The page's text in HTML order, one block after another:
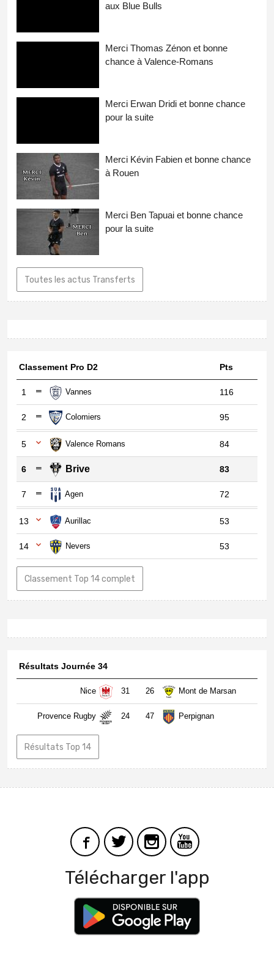
aux Blue Bulls
Merci Thomas Zénon et bonne
chance à Valence-Romans
Merci Erwan Dridi et bonne chance
pour la suite
Merci Kévin Fabien et bonne chance
à Rouen
Merci Ben Tapuai et bonne chance
pour la suite
Toutes les actus Transferts
Classement Pro D2 Pts
1 Vannes 116
2 Colomiers 95
5 Valence Romans 84
6 Brive 83
7 Agen 72
13 Aurillac 53
14 Nevers 53
Classement Top 14 complet
Résultats Journée 34
Nice 31 26 Mont de Marsan
Provence Rugby 24 47 Perpignan
Résultats Top 14
Télécharger l'app